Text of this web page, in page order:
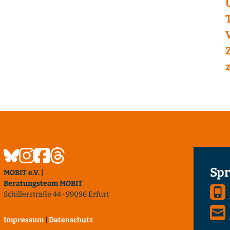
MOBIT e.V. |
Beratungsteam MOBIT
Schillerstraße 44 · 99096 Erfurt
Impressum Datenschutz